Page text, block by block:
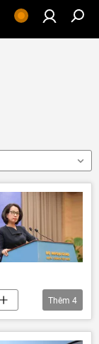
Thêm 4